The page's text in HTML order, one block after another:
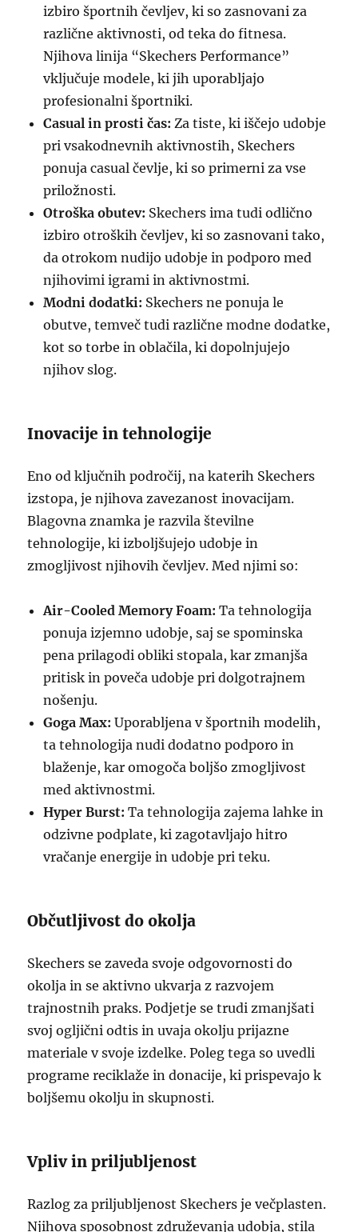
izbiro športnih čevljev, ki so zasnovani za
različne aktivnosti, od teka do fitnesa.
Njihova linija “Skechers Performance”
vključuje modele, ki jih uporabljajo
profesionalni športniki.
Casual in prosti čas: Za tiste, ki iščejo udobje
pri vsakodnevnih aktivnostih, Skechers
ponuja casual čevlje, ki so primerni za vse
priložnosti.
Otroška obutev: Skechers ima tudi odlično
izbiro otroških čevljev, ki so zasnovani tako,
da otrokom nudijo udobje in podporo med
njihovimi igrami in aktivnostmi.
Modni dodatki: Skechers ne ponuja le
obutve, temveč tudi različne modne dodatke,
kot so torbe in oblačila, ki dopolnjujejo
njihov slog.
Inovacije in tehnologije
Eno od ključnih področij, na katerih Skechers
izstopa, je njihova zavezanost inovacijam.
Blagovna znamka je razvila številne
tehnologije, ki izboljšujejo udobje in
zmogljivost njihovih čevljev. Med njimi so:
Air-Cooled Memory Foam: Ta tehnologija
ponuja izjemno udobje, saj se spominska
pena prilagodi obliki stopala, kar zmanjša
pritisk in poveča udobje pri dolgotrajnem
nošenju.
Goga Max: Uporabljena v športnih modelih,
ta tehnologija nudi dodatno podporo in
blaženje, kar omogoča boljšo zmogljivost
med aktivnostmi.
Hyper Burst: Ta tehnologija zajema lahke in
odzivne podplate, ki zagotavljajo hitro
vračanje energije in udobje pri teku.
Občutljivost do okolja
Skechers se zaveda svoje odgovornosti do
okolja in se aktivno ukvarja z razvojem
trajnostnih praks. Podjetje se trudi zmanjšati
svoj ogljični odtis in uvaja okolju prijazne
materiale v svoje izdelke. Poleg tega so uvedli
programe reciklaže in donacije, ki prispevajo k
boljšemu okolju in skupnosti.
Vpliv in priljubljenost
Razlog za priljubljenost Skechers je večplasten.
Njihova sposobnost združevanja udobja, stila